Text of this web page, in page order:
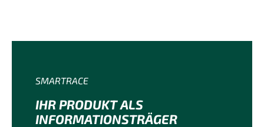
SMARTRACE
IHR PRODUKT ALS
INFORMATIONSTRÄGER